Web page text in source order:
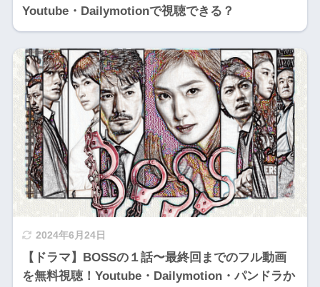
Youtube・Dailymotionで視聴できる？
2024年6月24日
【ドラマ】BOSSの１話〜最終回までのフル動画
を無料視聴！Youtube・Dailymotion・パンドラか